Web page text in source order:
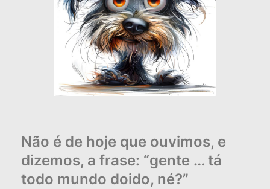
Não é de hoje que ouvimos, e
dizemos, a frase: “gente … tá
todo mundo doido, né?”